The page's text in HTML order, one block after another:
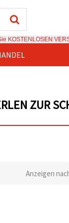
KOSTENLOSEN
ZUR
Anzeigen